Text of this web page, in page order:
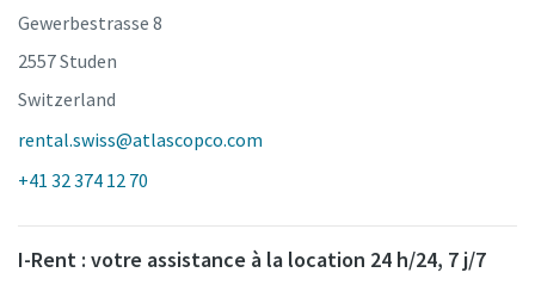
Gewerbestrasse 8
2557 Studen
Switzerland
rental.swiss@atlascopco.com
+41 32 374 12 70
I-Rent : votre assistance à la location 24 h/24, 7 j/7